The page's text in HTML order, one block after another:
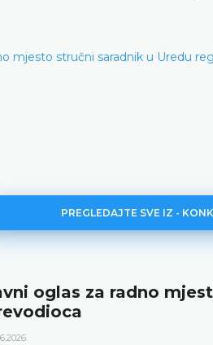
mjesto stručni saradnik u Uredu
PREGLEDAJTE SVE IZ -
oglas za radno